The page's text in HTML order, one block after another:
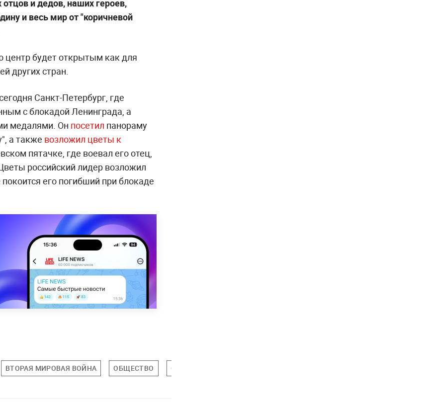
и дедов, наших героев,
и весь мир от "коричневой
центр будет открытым как для
других стран.
Санкт-Петербург, где
с блокадой Ленинграда, а
медалями. Он посетил панораму
а также возложил цветы к
пятачке, где воевал его отец,
российский лидер возложил
его погибший при блокаде
ВТОРАЯ МИРОВАЯ ВОЙНА ОБЩЕСТВО САНКТ-ПЕТЕРБУРГ